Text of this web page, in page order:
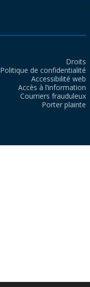
Droits
Politique de confidentialité
Accessibilité web
Accès à l’information
Courriers frauduleux
Porter plainte